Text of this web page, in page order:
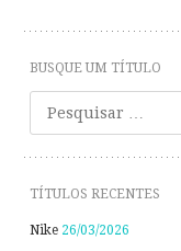
BUSQUE UM TÍTULO
Pesquisar
TÍTULOS RECENTES
Nike 26/03/2026